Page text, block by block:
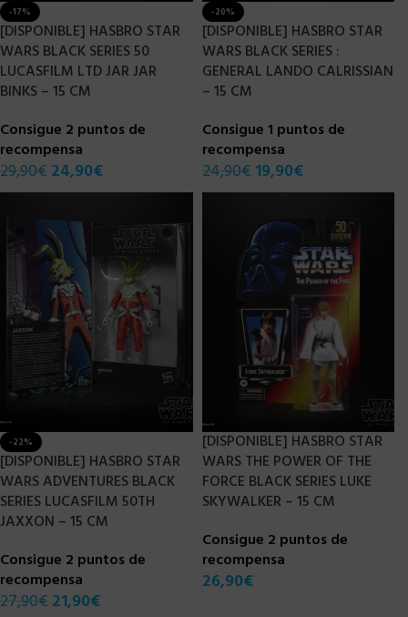
-17%
[DISPONIBLE] HASBRO STAR
WARS BLACK SERIES 50
LUCASFILM LTD JAR JAR
BINKS – 15 CM
Consigue 2 puntos de
recompensa
29,90€ 24,90€
-20%
[DISPONIBLE] HASBRO STAR
WARS BLACK SERIES :
GENERAL LANDO CALRISSIAN
– 15 CM
Consigue 1 puntos de
recompensa
24,90€ 19,90€
-22%
[DISPONIBLE] HASBRO STAR
WARS ADVENTURES BLACK
SERIES LUCASFILM 50TH
JAXXON – 15 CM
Consigue 2 puntos de
recompensa
27,90€ 21,90€
[DISPONIBLE] HASBRO STAR
WARS THE POWER OF THE
FORCE BLACK SERIES LUKE
SKYWALKER – 15 CM
Consigue 2 puntos de
recompensa
26,90€